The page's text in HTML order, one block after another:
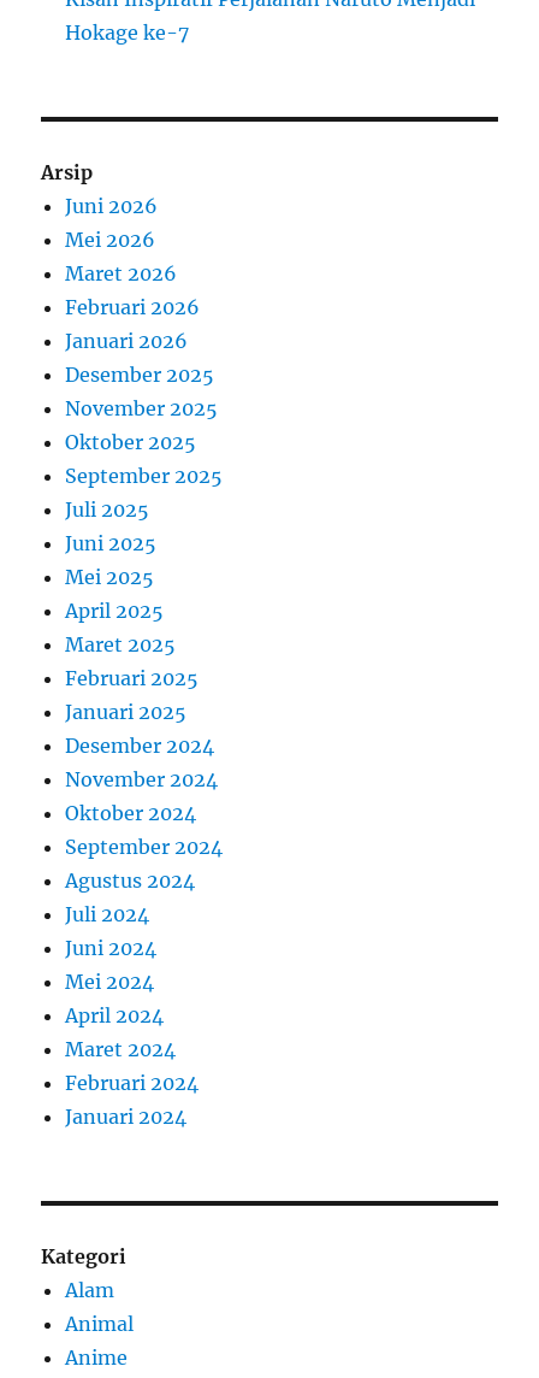
Hokage ke-7
Arsip
Juni 2026
Mei 2026
Maret 2026
Februari 2026
Januari 2026
Desember 2025
November 2025
Oktober 2025
September 2025
Juli 2025
Juni 2025
Mei 2025
April 2025
Maret 2025
Februari 2025
Januari 2025
Desember 2024
November 2024
Oktober 2024
September 2024
Agustus 2024
Juli 2024
Juni 2024
Mei 2024
April 2024
Maret 2024
Februari 2024
Januari 2024
Kategori
Alam
Animal
Anime